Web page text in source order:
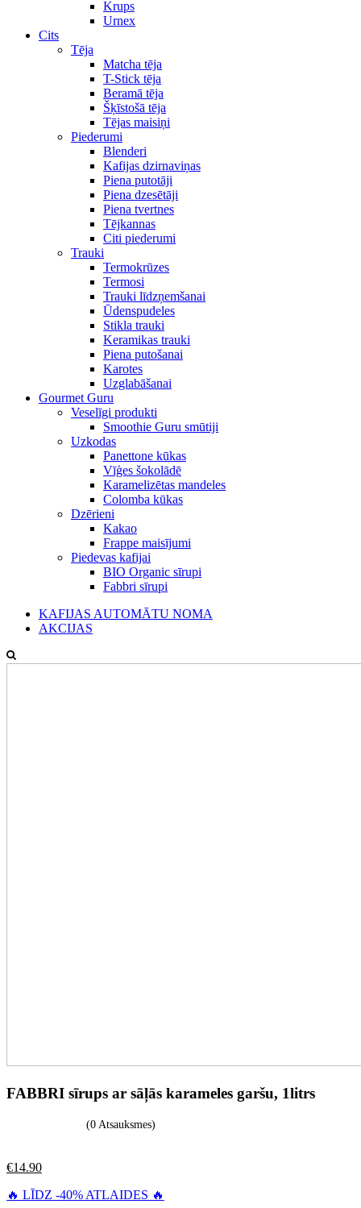
Krups
Urnex
Cits
Tēja
Matcha tēja
T-Stick tēja
Beramā tēja
Šķīstošā tēja
Tējas maisiņi
Piederumi
Blenderi
Kafijas dzirnaviņas
Piena putotāji
Piena dzesētāji
Piena tvertnes
Tējkannas
Citi piederumi
Trauki
Termokrūzes
Termosi
Trauki līdzņemšanai
Ūdenspudeles
Stikla trauki
Keramikas trauki
Piena putošanai
Karotes
Uzglabāšanai
Gourmet Guru
Veselīgi produkti
Smoothie Guru smūtiji
Uzkodas
Panettone kūkas
Vīģes šokolādē
Karamelizētas mandeles
Colomba kūkas
Dzērieni
Kakao
Frappe maisījumi
Piedevas kafijai
BIO Organic sīrupi
Fabbri sīrupi
KAFIJAS AUTOMĀTU NOMA
AKCIJAS
FABBRI sīrups ar sāļās karameles garšu, 1litrs
(0 Atsauksmes)
€14.90
🔥 LĪDZ -40% ATLAIDES 🔥